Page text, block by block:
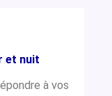
et nuit
à vos